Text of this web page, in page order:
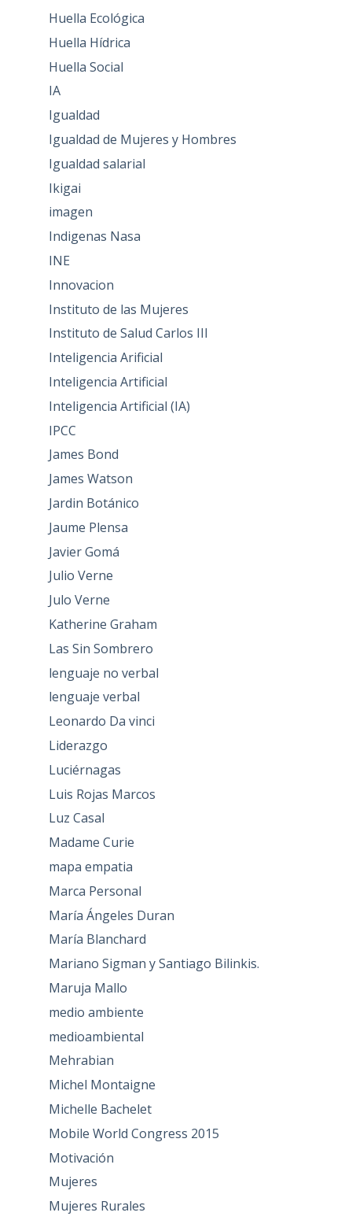
Huella Ecológica
Huella Hídrica
Huella Social
IA
Igualdad
Igualdad de Mujeres y Hombres
Igualdad salarial
Ikigai
imagen
Indigenas Nasa
INE
Innovacion
Instituto de las Mujeres
Instituto de Salud Carlos III
Inteligencia Arificial
Inteligencia Artificial
Inteligencia Artificial (IA)
IPCC
James Bond
James Watson
Jardin Botánico
Jaume Plensa
Javier Gomá
Julio Verne
Julo Verne
Katherine Graham
Las Sin Sombrero
lenguaje no verbal
lenguaje verbal
Leonardo Da vinci
Liderazgo
Luciérnagas
Luis Rojas Marcos
Luz Casal
Madame Curie
mapa empatia
Marca Personal
María Ángeles Duran
María Blanchard
Mariano Sigman y Santiago Bilinkis.
Maruja Mallo
medio ambiente
medioambiental
Mehrabian
Michel Montaigne
Michelle Bachelet
Mobile World Congress 2015
Motivación
Mujeres
Mujeres Rurales